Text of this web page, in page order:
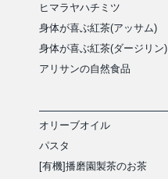
ヒマラヤハチミツ
身体が喜ぶ紅茶(アッサム)
身体が喜ぶ紅茶(ダージリン)
アリサンの自然食品
オリーブオイル
パスタ
[有機]播磨園製茶のお茶